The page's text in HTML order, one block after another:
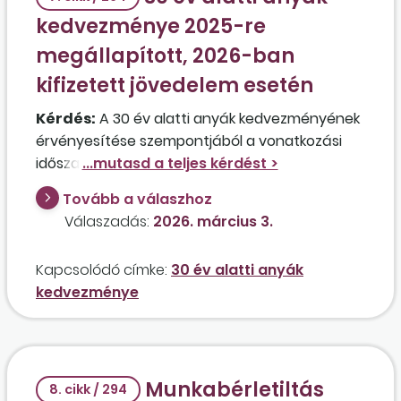
kedvezménye 2025-re
megállapított, 2026-ban
kifizetett jövedelem esetén
Kérdés: A 30 év alatti anyák kedvezményének
érvényesítése szempontjából a vonatkozási
időszakot vagy a jövedelemszerzés (kifizetés)
időpontját kell figyelembe venni az alábbi
esetben? Az érintett munkavállaló 2025.
október hónapjától jogosult a 30 év alatti anyák
2025. december 18. napjától keresőképtelen
állományban van, táppénzigényét 2026. január
12. napján nyújtotta be a 2025. december 18-tól
2025. december 31. napjáig tartó időszakra, így
2026 januárjában történt. Tehát táppénz
Tovább a válaszhoz
Válaszadás: 2026. március 3.
Kapcsolódó címke: 30 év alatti anyák
kedvezménye
8. cikk / 294
Munkabérletiltás